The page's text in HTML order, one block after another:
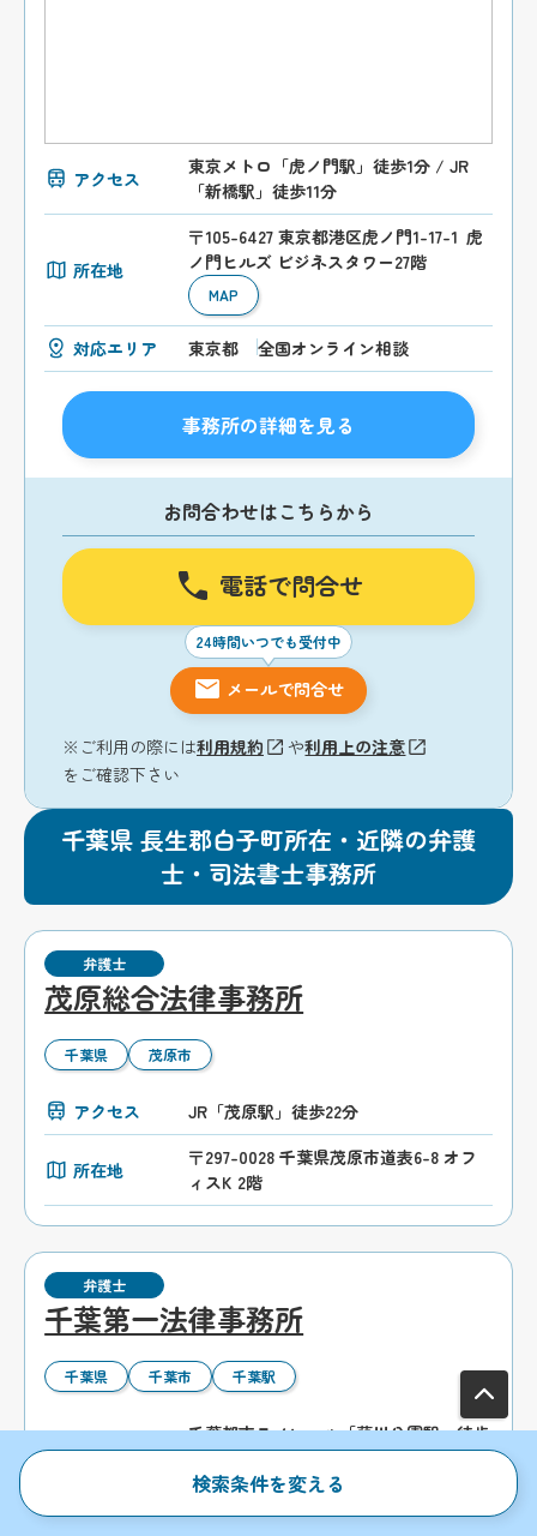
アクセス
東京メトロ「虎ノ門駅」徒歩1分 / JR
「新橋駅」徒歩11分
所在地
〒105-6427 東京都港区虎ノ門1-17-1 虎
ノ門ヒルズ ビジネスタワー27階
MAP
対応エリア 東京都 全国オンライン相談
事務所の詳細を見る
お問合わせはこちらから
電話で問合せ
24時間いつでも受付中
メールで問合せ
※ご利用の際には利用規約 や利用上の注意
をご確認下さい
千葉県 長生郡白子町所在・近隣の弁護
士・司法書士事務所
弁護士
茂原総合法律事務所
千葉県 茂原市
アクセス JR「茂原駅」徒歩22分
所在地
〒297-0028 千葉県茂原市道表6-8 オフ
ィスK 2階
弁護士
千葉第一法律事務所
千葉県 千葉市 千葉駅
アクセス
千葉都市モノレール「葭川公園駅」徒歩
8分
所在地
検索条件を変える